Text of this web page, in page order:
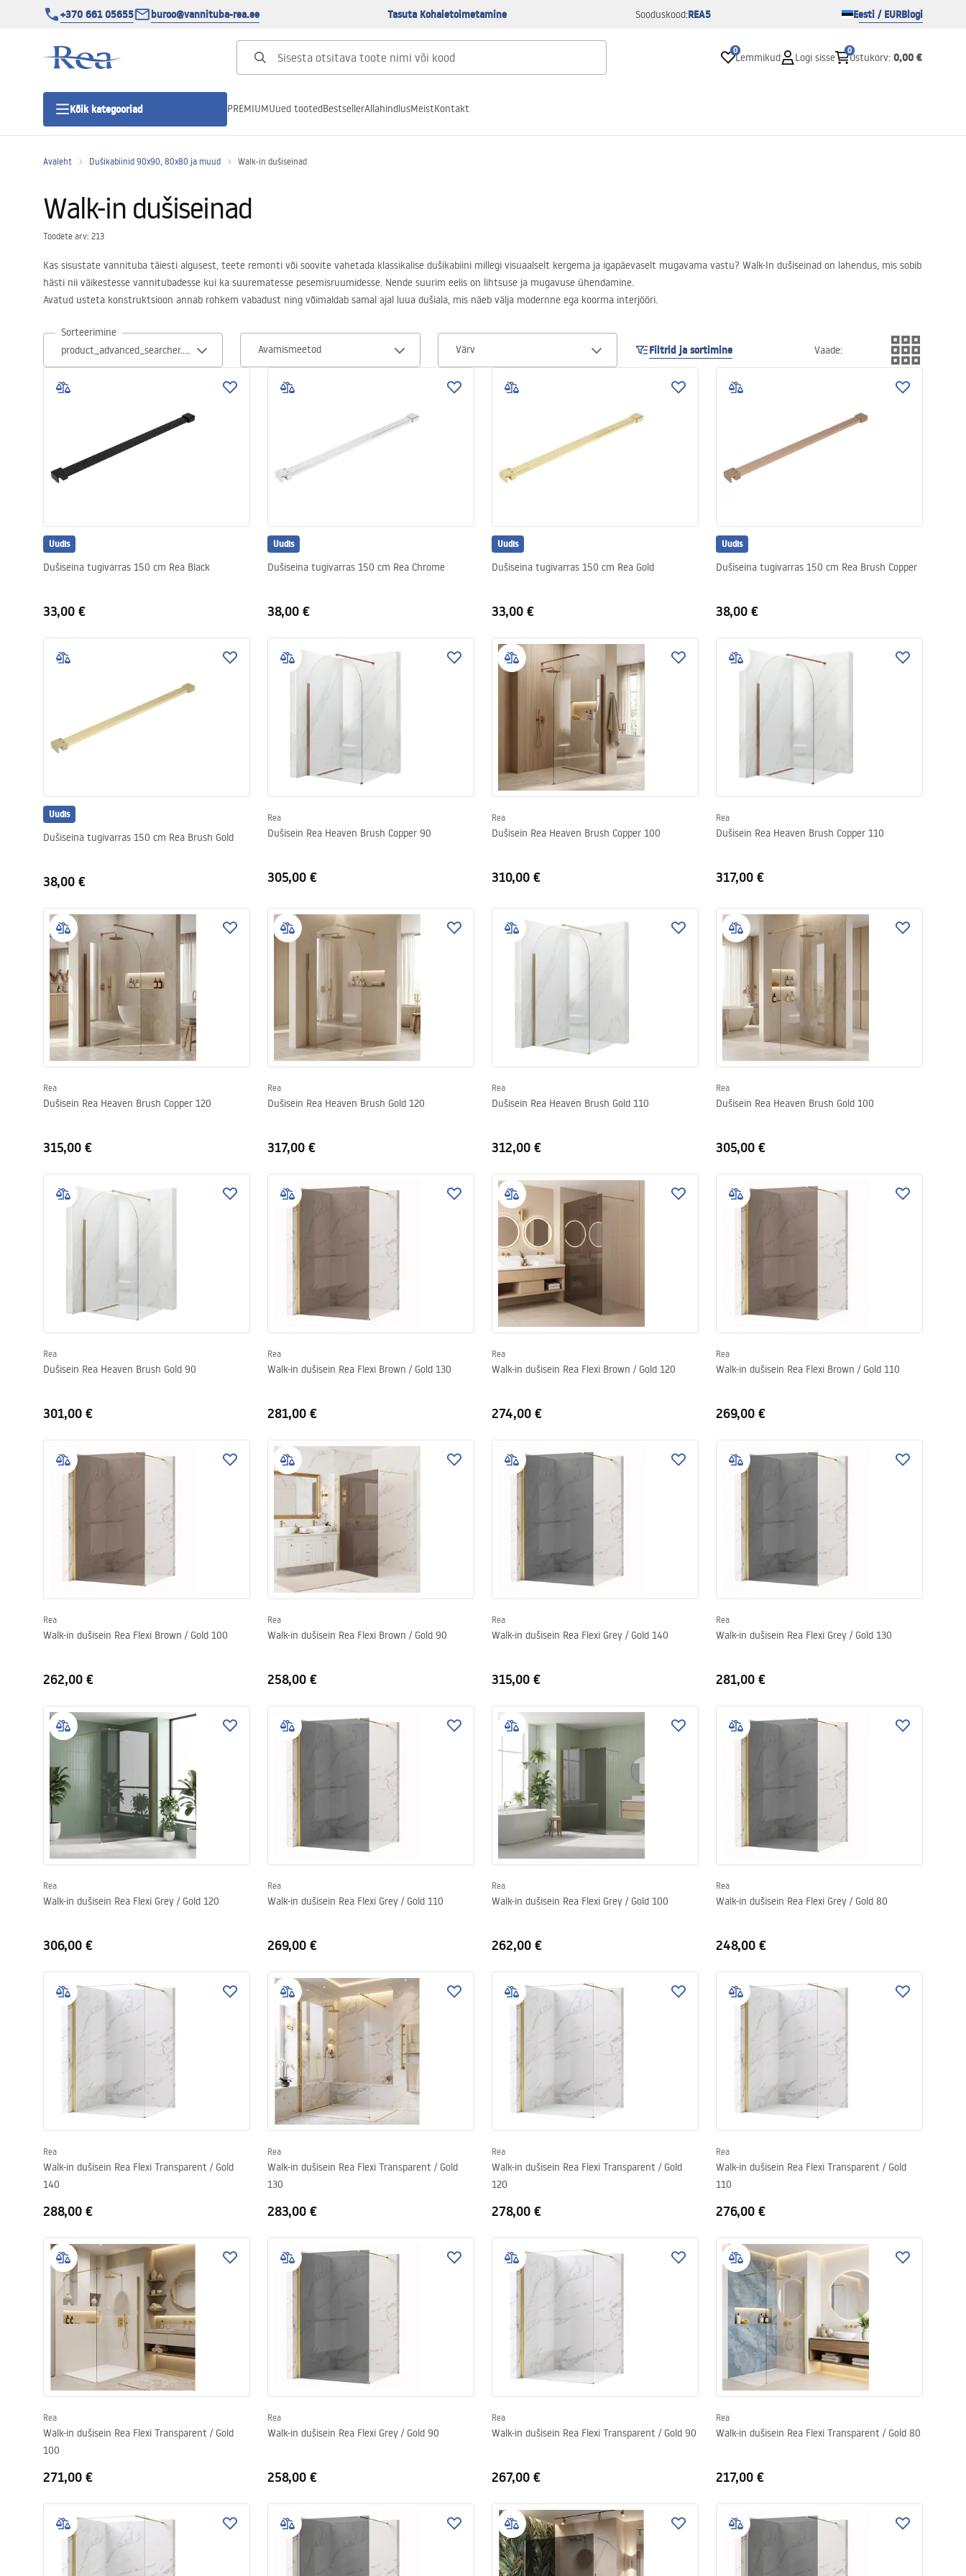
+370 661 05655 buroo@vannituba-rea.ee Tasuta Kohaletoimetamine Sooduskood:REA5 Eesti / EURBlogi
0
Lemmikud Logi sisse
0
Ostukorv: 0,00 €
Kõik kategooriad
Duši uks
Lineaarne duši äravool
Tualettruumid
Vannitoa segistid
PREMIUMUued tootedBestsellerAllahindlusMeistKontakt
Avaleht Dušikabiinid 90x90, 80x80 ja muud Walk-in dušiseinad
Walk-in dušiseinad
Toodete arv: 213
Kas sisustate vannituba täiesti algusest, teete remonti või soovite vahetada klassikalise dušikabiini millegi visuaalselt kergema ja igapäevaselt mugavama vastu? Walk-In dušiseinad on lahendus, mis sobib
hästi nii väikestesse vannitubadesse kui ka suurematesse pesemisruumidesse. Nende suurim eelis on lihtsuse ja mugavuse ühendamine.
Avatud usteta konstruktsioon annab rohkem vabadust ning võimaldab samal ajal luua dušiala, mis näeb välja modernne ega koorma interjööri.
Sorteerimine
Avamismeetod
Värv Filtrid ja sortimine Vaade:
Uudis
Dušiseina tugivarras 150 cm Rea Black
33,00 €
Uudis
Dušiseina tugivarras 150 cm Rea Chrome
38,00 €
Uudis
Dušiseina tugivarras 150 cm Rea Gold
33,00 €
Uudis
Dušiseina tugivarras 150 cm Rea Brush Copper
38,00 €
Uudis
Dušiseina tugivarras 150 cm Rea Brush Gold
38,00 €
Rea
Dušisein Rea Heaven Brush Copper 90
305,00 €
Rea
Dušisein Rea Heaven Brush Copper 100
310,00 €
Rea
Dušisein Rea Heaven Brush Copper 110
317,00 €
Rea
Dušisein Rea Heaven Brush Copper 120
315,00 €
Rea
Dušisein Rea Heaven Brush Gold 120
317,00 €
Rea
Dušisein Rea Heaven Brush Gold 110
312,00 €
Rea
Dušisein Rea Heaven Brush Gold 100
305,00 €
Rea
Dušisein Rea Heaven Brush Gold 90
301,00 €
Rea
Walk-in dušisein Rea Flexi Brown / Gold 130
281,00 €
Rea
Walk-in dušisein Rea Flexi Brown / Gold 120
274,00 €
Rea
Walk-in dušisein Rea Flexi Brown / Gold 110
269,00 €
Rea
Walk-in dušisein Rea Flexi Brown / Gold 100
262,00 €
Rea
Walk-in dušisein Rea Flexi Brown / Gold 90
258,00 €
Rea
Walk-in dušisein Rea Flexi Grey / Gold 140
315,00 €
Rea
Walk-in dušisein Rea Flexi Grey / Gold 130
281,00 €
Rea
Walk-in dušisein Rea Flexi Grey / Gold 120
306,00 €
Rea
Walk-in dušisein Rea Flexi Grey / Gold 110
269,00 €
Rea
Walk-in dušisein Rea Flexi Grey / Gold 100
262,00 €
Rea
Walk-in dušisein Rea Flexi Grey / Gold 80
248,00 €
Rea
Walk-in dušisein Rea Flexi Transparent / Gold
140
288,00 €
Rea
Walk-in dušisein Rea Flexi Transparent / Gold
130
283,00 €
Rea
Walk-in dušisein Rea Flexi Transparent / Gold
120
278,00 €
Rea
Walk-in dušisein Rea Flexi Transparent / Gold
110
276,00 €
Rea
Walk-in dušisein Rea Flexi Transparent / Gold
100
271,00 €
Rea
Walk-in dušisein Rea Flexi Grey / Gold 90
258,00 €
Rea
Walk-in dušisein Rea Flexi Transparent / Gold 90
267,00 €
Rea
Walk-in dušisein Rea Flexi Transparent / Gold 80
217,00 €